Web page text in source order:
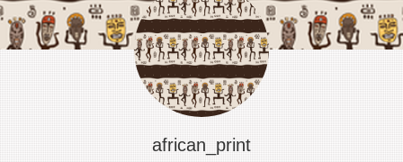
african_print